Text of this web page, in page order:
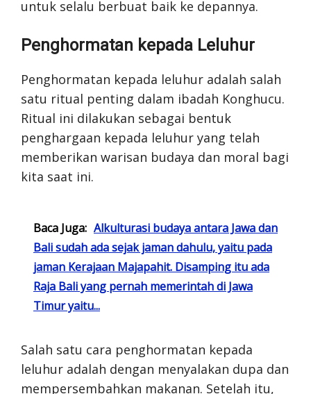
untuk selalu berbuat baik ke depannya.
Penghormatan kepada Leluhur
Penghormatan kepada leluhur adalah salah
satu ritual penting dalam ibadah Konghucu.
Ritual ini dilakukan sebagai bentuk
penghargaan kepada leluhur yang telah
memberikan warisan budaya dan moral bagi
kita saat ini.
Baca Juga: Alkulturasi budaya antara Jawa dan
Bali sudah ada sejak jaman dahulu, yaitu pada
jaman Kerajaan Majapahit. Disamping itu ada
Raja Bali yang pernah memerintah di Jawa
Timur yaitu...
Salah satu cara penghormatan kepada
leluhur adalah dengan menyalakan dupa dan
mempersembahkan makanan. Setelah itu,